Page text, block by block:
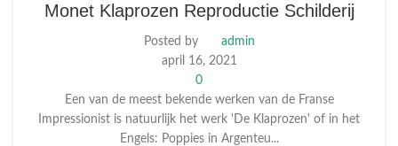
Monet Klaprozen Reproductie Schilderij
Posted by
admin
april 16, 2021
0
Een van de meest bekende werken van de Franse
Impressionist is natuurlijk het werk 'De Klaprozen' of in het
Engels: Poppies in Argenteu...